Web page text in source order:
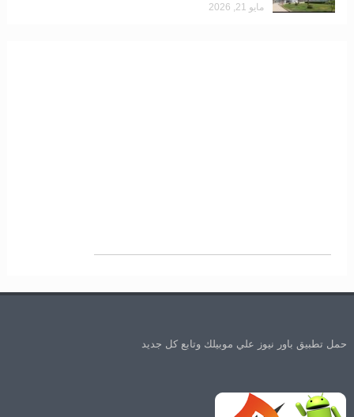
مايو 21, 2026
حمل تطبيق باور نيوز علي موبيلك وتابع كل جديد